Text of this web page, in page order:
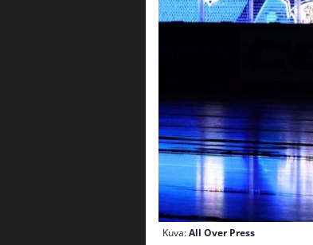
Kuva:All Over Press